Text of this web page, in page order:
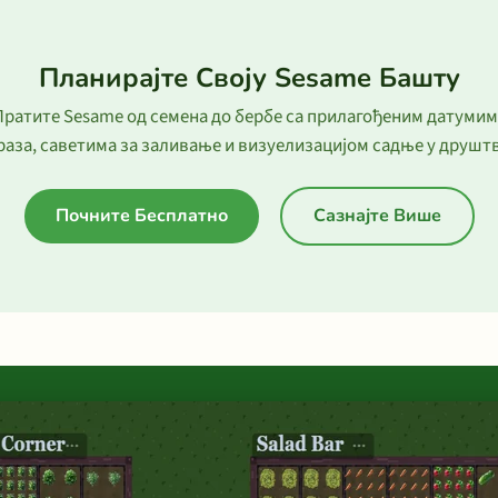
Планирајте Своју Sesame Башту
Sesame од семена до бербе са прилагођеним
саветима за заливање и визуелизацијом садње у
Почните Бесплатно Сазнајте Више